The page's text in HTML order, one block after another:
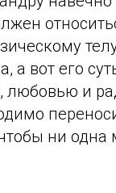
а вот его
любовью и
ни